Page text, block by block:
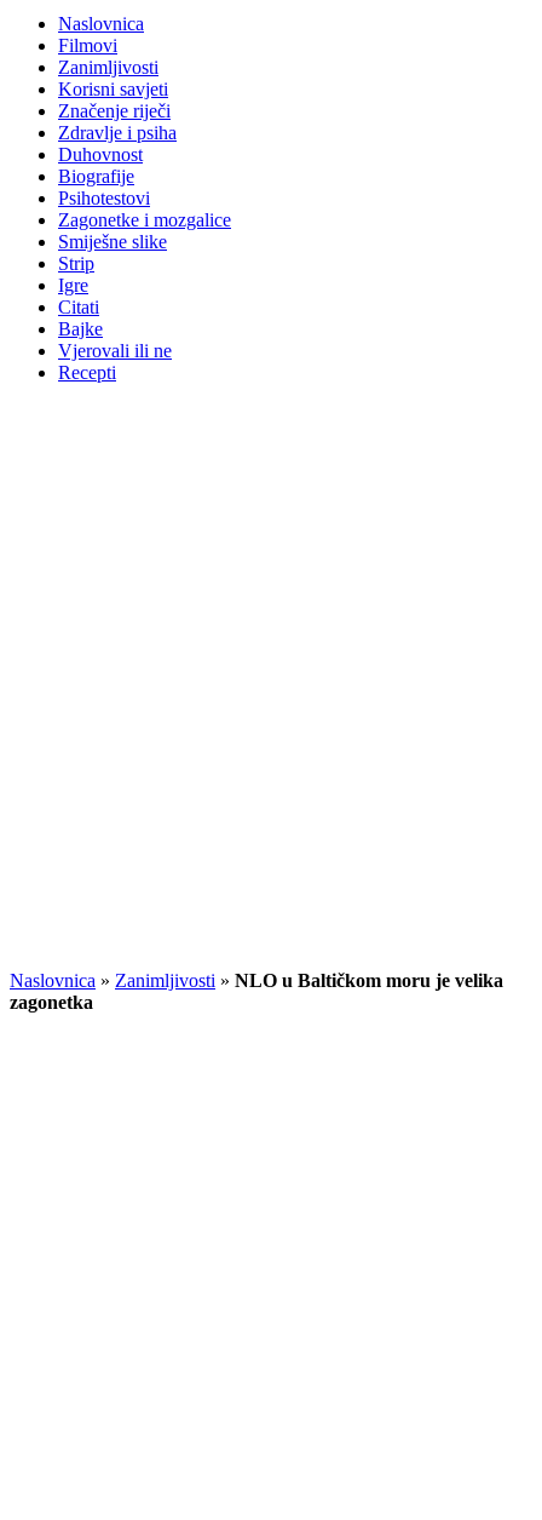
Naslovnica
Filmovi
Zanimljivosti
Korisni savjeti
Značenje riječi
Zdravlje i psiha
Duhovnost
Biografije
Psihotestovi
Zagonetke i mozgalice
Smiješne slike
Strip
Igre
Citati
Bajke
Vjerovali ili ne
Recepti
Naslovnica » Zanimljivosti » NLO u Baltičkom moru je velika
zagonetka